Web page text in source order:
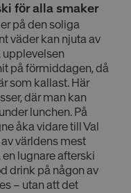
för alla smaker
på den soliga
väder kan njuta av
upplevelsen
på förmiddagen, då
som kallast. Här
där man kan
lunchen. På
åka vidare till Val
världens mest
lugnare afterski
drink på någon av
– utan att det